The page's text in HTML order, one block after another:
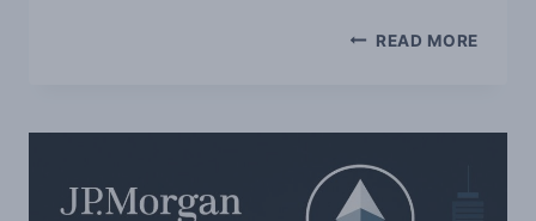
READ MORE
STRIVE
יומי
דרך
SATA
—